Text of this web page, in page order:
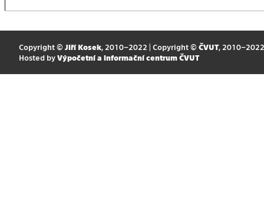
Copyright © Jiří Kosek, 2010–2022 | Copyright © ČVUT, 2010–2022
Hosted by Výpočetní a informační centrum ČVUT